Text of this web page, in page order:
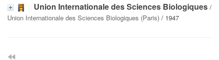
Union Internationale des Sciences Biologiques /
Union Internationale des Sciences Biologiques (Paris) / 1947